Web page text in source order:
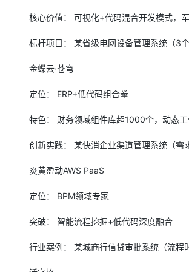
核心价值： 可视化+代码混合开发模式，
标杆项目： 某省级电网设备管理系统（3
金蝶云·苍穹
定位： ERP+低代码组合拳
特色： 财务领域组件库超1000个，动态
创新实践： 某快消企业渠道管理系统（需
炎黄盈动AWS PaaS
定位： BPM领域专家
突破： 智能流程挖掘+低代码深度融合
行业案例： 某城商行信贷审批系统（流程